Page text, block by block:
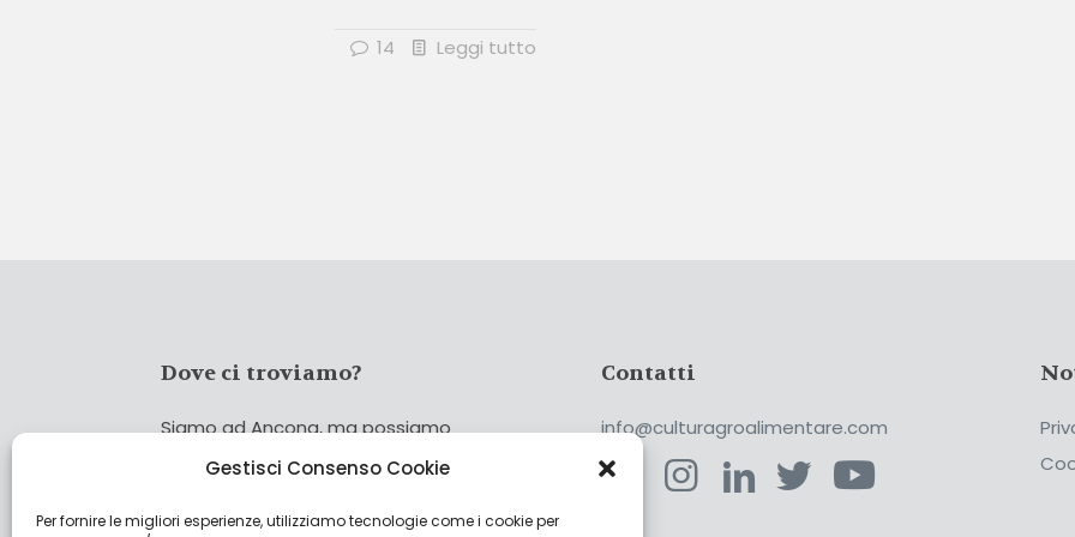
Gestisci Consenso Cookie
Per fornire le migliori esperienze, utilizziamo tecnologie come i cookie per
14 Leggi tutto
Dove ci troviamo?
Siamo ad Ancona, ma possiamo
coprire tutta Italia!
Cerca
Contatti
info@culturagroalimentare.com